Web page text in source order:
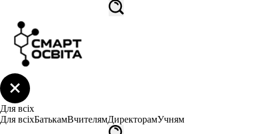
Для всіх
Для всіхБатькамВчителямДиректорамУчням